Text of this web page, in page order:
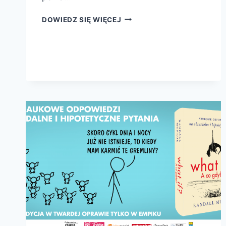
DOWIEDZ SIĘ WIĘCEJ DLACZEGO